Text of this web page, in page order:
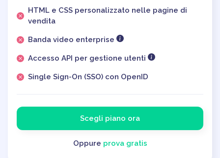
HTML e CSS personalizzato nelle pagine di
vendita
Banda video enterprise
Accesso API per gestione utenti
Single Sign-On (SSO) con OpenID
Scegli piano ora
Oppure prova gratis